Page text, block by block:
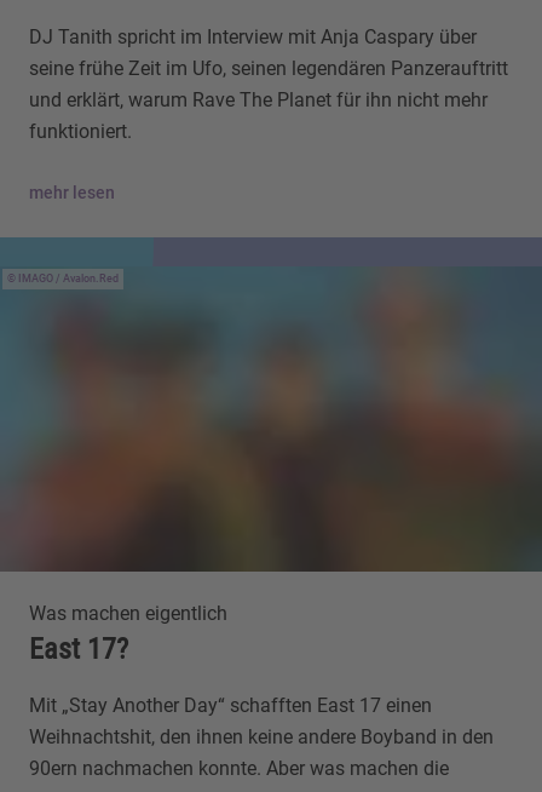
DJ Tanith spricht im Interview mit Anja Caspary über
seine frühe Zeit im Ufo, seinen legendären Panzerauftritt
und erklärt, warum Rave The Planet für ihn nicht mehr
funktioniert.
mehr lesen
IMAGO / Avalon.Red
Was machen eigentlich
East 17?
Mit „Stay Another Day“ schafften East 17 einen
Weihnachtshit, den ihnen keine andere Boyband in den
90ern nachmachen konnte. Aber was machen die